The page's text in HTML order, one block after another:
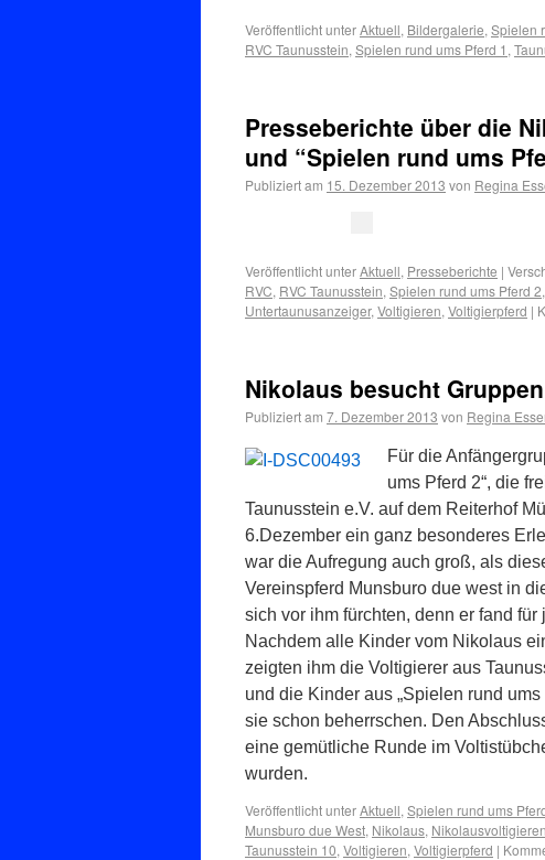
Veröffentlicht unterAktuell, Bildergalerie, Spielen
RVC Taunusstein, Spielen rund ums Pferd 1 ,
Presseberichte über die
und “Spielen rund ums
Publiziert am 15. Dezember 2013 von Regina
Veröffentlicht unterAktuell, Presseberichte |
RVC, RVC Taunusstein, Spielen rund ums Pferd 2,
Untertaunusanzeiger, Voltigieren, Voltigierpferd |
Nikolaus besucht
Publiziert am 7. Dezember 2013 von Regina
Für die
ums Pferd 2“, die
Taunusstein e.V. auf dem Reiterhof
6.Dezember ein ganz besonderes
war die Aufregung auch groß, als
Vereinspferd Munsburo due west in
sich vor ihm fürchten, denn er fand
Nachdem alle Kinder vom Nikolaus
zeigten ihm die Voltigierer aus
und die Kinder aus „Spielen rund
sie schon beherrschen. Den
eine gemütliche Runde im
wurden.
Veröffentlicht unterAktuell, Spielen rund ums
Munsburo due West, Nikolaus, Nikolausvoltigieren
Taunusstein 10, Voltigieren, Voltigierpferd |